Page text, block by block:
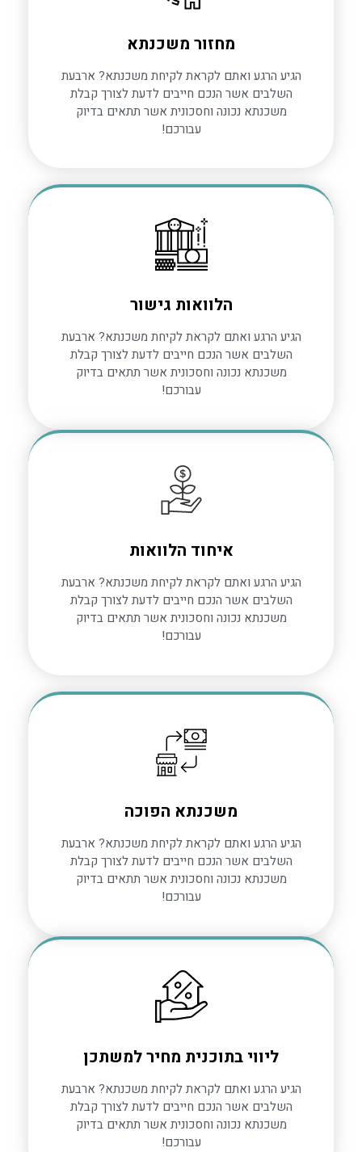
מחזור משכנתא
הגיע הרגע ואתם לקראת לקיחת משכנתא? ארבעת
השלבים אשר הנכם חייבים לדעת לצורך קבלת
משכנתא נכונה וחסכונית אשר תתאים בדיוק
עבורכם!
הלוואות גישור
הגיע הרגע ואתם לקראת לקיחת משכנתא? ארבעת
השלבים אשר הנכם חייבים לדעת לצורך קבלת
משכנתא נכונה וחסכונית אשר תתאים בדיוק
עבורכם!
איחוד הלוואות
הגיע הרגע ואתם לקראת לקיחת משכנתא? ארבעת
השלבים אשר הנכם חייבים לדעת לצורך קבלת
משכנתא נכונה וחסכונית אשר תתאים בדיוק
עבורכם!
משכנתא הפוכה
הגיע הרגע ואתם לקראת לקיחת משכנתא? ארבעת
השלבים אשר הנכם חייבים לדעת לצורך קבלת
משכנתא נכונה וחסכונית אשר תתאים בדיוק
עבורכם!
ליווי בתוכנית מחיר למשתכן
הגיע הרגע ואתם לקראת לקיחת משכנתא? ארבעת
השלבים אשר הנכם חייבים לדעת לצורך קבלת
משכנתא נכונה וחסכונית אשר תתאים בדיוק
עבורכם!